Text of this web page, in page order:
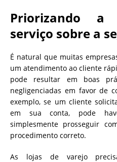
Priorizando a
serviço sobre a
É natural que muitas
um atendimento ao cliente
pode resultar em boas
negligenciadas em favor de
exemplo, se um cliente
em sua conta, pode
simplesmente prosseguir
procedimento correto.
As lojas de varejo